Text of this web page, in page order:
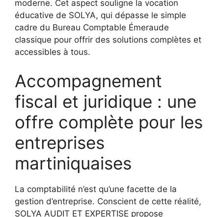
moderne. Cet aspect souligne la vocation
éducative de SOLYA, qui dépasse le simple
cadre du Bureau Comptable Émeraude
classique pour offrir des solutions complètes et
accessibles à tous.
Accompagnement
fiscal et juridique : une
offre complète pour les
entreprises
martiniquaises
La comptabilité n’est qu’une facette de la
gestion d’entreprise. Conscient de cette réalité,
SOLYA AUDIT ET EXPERTISE propose